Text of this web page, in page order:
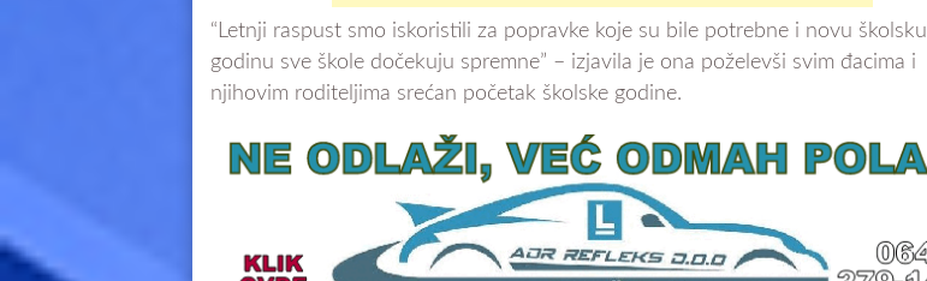
“Letnji raspust smo iskoristili za popravke koje su bile potrebne i novu školsku
godinu sve škole dočekuju spremne” – izjavila je ona poželevši svim đacima i
njihovim roditeljima srećan početak školske godine.